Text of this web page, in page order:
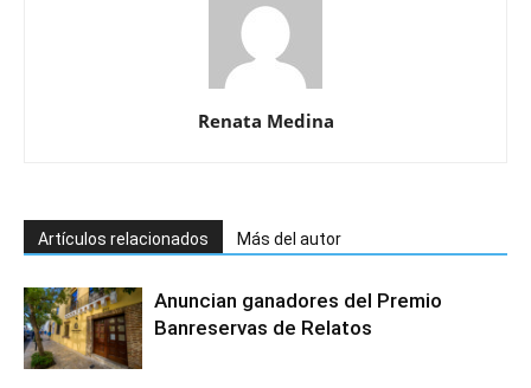
Renata Medina
Artículos relacionados Más del autor
Anuncian ganadores del Premio
Banreservas de Relatos